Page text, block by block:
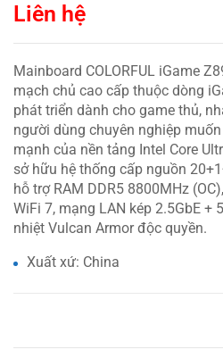
Liên hệ
Mainboard COLORFUL iGame
mạch chủ cao cấp thuộc dòng
phát triển dành cho game thủ,
người dùng chuyên nghiệp
mạnh của nền tảng Intel Core
sở hữu hệ thống cấp nguồn
hỗ trợ RAM DDR5 8800MHz
WiFi 7, mạng LAN kép 2.5GbE +
nhiệt Vulcan Armor độc quyền.
Xuất xứ: China